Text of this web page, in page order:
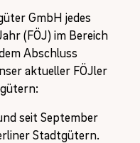
GmbH jedes
(FÖJ) im Bereich
Abschluss
aktueller FÖJler
seit September
Stadtgütern.